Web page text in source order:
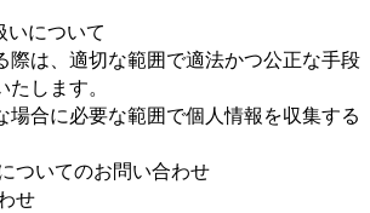
いについて
際は、適切な範囲で適法かつ公正な手段
します。
場合に必要な範囲で個人情報を収集する
ついてのお問い合わせ
せ